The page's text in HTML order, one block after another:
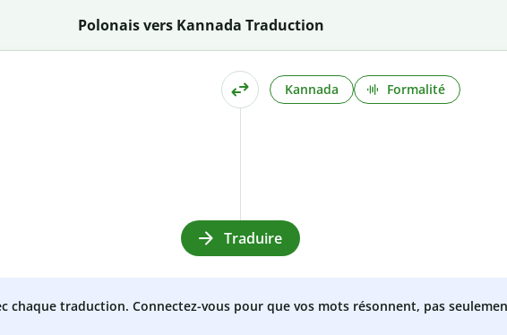
Polonais vers Kannada Traduction
Kannada Formalité
Traduire
chaque traduction. Connectez-vous pour que vos mots résonnent, pas